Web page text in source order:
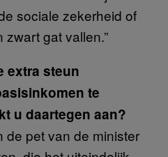
sociale zekerheid of
zwart gat vallen.”
extra steun
te
u daartegen aan?
de pet van de minister